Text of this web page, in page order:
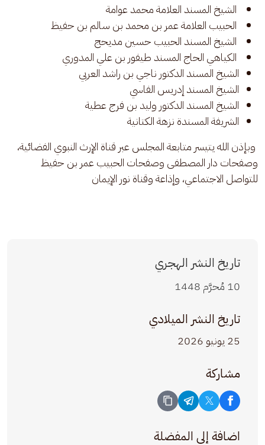
الشيخ المسند العلامة محمد عوامة
⁠الحبيب العلامة عمر بن محمد بن سالم بن حفيظ
الشيخ المسند الحبيب حسين مديحج
الكياهي الحاج المسند طيفور بن علي المدوري
⁠الشيخ المسند الدكتور ناجي بن راشد العربي
الشيخ المسند إدريس الفاسي
⁠الشيخ المسند الدكتور وليد بن فرج عطية
الشريفة المسندة نزهة الكتانية
وبإذن الله يتيسر متابعة المجلس عبر قناة الإرث النبوي الفضائية،
وصفحات دار المصطفى وصفحات الحبيب عمر بن حفيظ
للتواصل الاجتماعي، وإذاعة وقناة نور الإيمان
تاريخ النشر الهجري
10 مُحرَّم 1448
تاريخ النشر الميلادي
25 يونيو 2026
مشاركة
اضافة إلى المفضلة